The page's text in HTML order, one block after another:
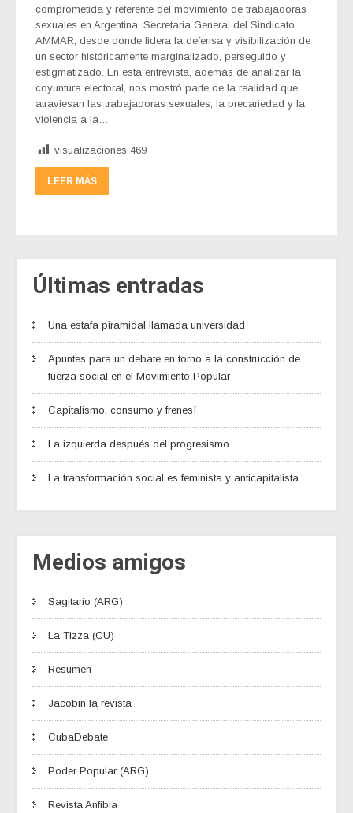
comprometida y referente del movimiento de trabajadoras
sexuales en Argentina, Secretaria General del Sindicato
AMMAR, desde donde lidera la defensa y visibilización de
un sector históricamente marginalizado, perseguido y
estigmatizado. En esta entrevista, además de analizar la
coyuntura electoral, nos mostró parte de la realidad que
atraviesan las trabajadoras sexuales, la precariedad y la
violencia a la…
visualizaciones 469
LEER MÁS
Últimas entradas
Una estafa piramidal llamada universidad
Apuntes para un debate en torno a la construcción de
fuerza social en el Movimiento Popular
Capitalismo, consumo y frenesí
La izquierda después del progresismo.
La transformación social es feminista y anticapitalista
Medios amigos
Sagitario (ARG)
La Tizza (CU)
Resumen
Jacobin la revista
CubaDebate
Poder Popular (ARG)
Revista Anfibia